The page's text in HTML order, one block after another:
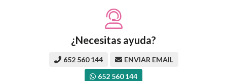
¿Necesitas ayuda?
652 560 144
ENVIAR EMAIL
652 560 144